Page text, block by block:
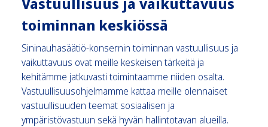
toiminnan keskiössä
Sininauhasäätiö-konsernin toiminnan vastuullisuus ja
vaikuttavuus ovat meille keskeisen tärkeitä ja
kehitämme jatkuvasti toimintaamme niiden osalta.
Vastuullisuusohjelmamme kattaa meille olennaiset
vastuullisuuden teemat sosiaalisen ja
ympäristövastuun sekä hyvän hallintotavan alueilla.